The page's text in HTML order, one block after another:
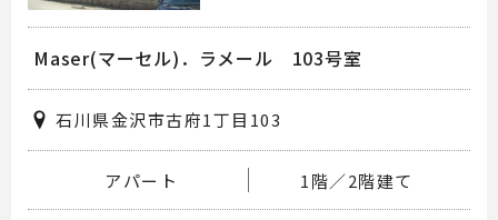
Maser(マーセル)．ラメール 103号室
石川県金沢市古府1丁目103
アパート 1階／2階建て